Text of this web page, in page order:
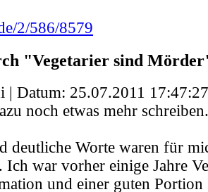
2/586/8579
"Vegetarier sind
| Datum: 25.07.2011 17:47:27
noch etwas mehr
deutliche Worte waren für
war vorher einige Jahre
und einer guten